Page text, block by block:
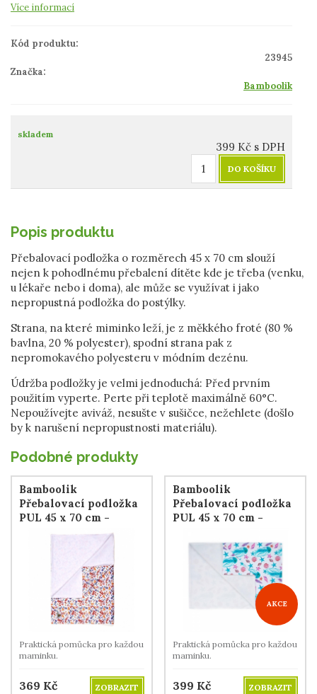
Více informací
Kód produktu:
23945
Značka:
Bamboolik
skladem
399 Kč s DPH
DO KOŠÍKU
Popis produktu
Přebalovací podložka o rozměrech 45 x 70 cm slouží
nejen k pohodlnému přebalení dítěte kde je třeba (venku,
u lékaře nebo i doma), ale může se využívat i jako
nepropustná podložka do postýlky.
Strana, na které miminko leží, je z měkkého froté (80 %
bavlna, 20 % polyester), spodní strana pak z
nepromokavého polyesteru v módním dezénu.
Údržba podložky je velmi jednoduchá: Před prvním
použitím vyperte. Perte při teplotě maximálně 60°C.
Nepoužívejte aviváž, nesušte v sušičce, nežehlete (došlo
by k narušení nepropustnosti materiálu).
Podobné produkty
Bamboolik
Přebalovací podložka
PUL 45 x 70 cm -
Hračky
Praktická pomůcka pro každou
maminku.
369 Kč ZOBRAZIT
Bamboolik
Přebalovací podložka
PUL 45 x 70 cm -
AKCE
Praktická pomůcka pro každou
maminku.
399 Kč ZOBRAZIT